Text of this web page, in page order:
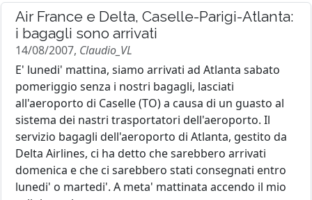
Air France e Delta, Caselle-Parigi-Atlanta:
i bagagli sono arrivati
14/08/2007, Claudio_VL
E' lunedi' mattina, siamo arrivati ad Atlanta sabato
pomeriggio senza i nostri bagagli, lasciati
all'aeroporto di Caselle (TO) a causa di un guasto al
sistema dei nastri trasportatori dell'aeroporto. Il
servizio bagagli dell'aeroporto di Atlanta, gestito da
Delta Airlines, ci ha detto che sarebbero arrivati
domenica e che ci sarebbero stati consegnati entro
lunedi' o martedi'. A meta' mattinata accendo il mio